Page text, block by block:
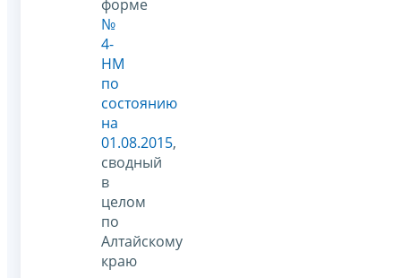
форме
№
4-
НМ
по
состоянию
на
01.08.2015,
сводный
в
целом
по
Алтайскому
краю